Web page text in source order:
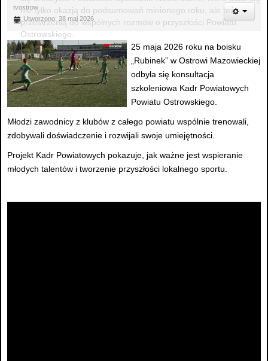
nie tylko okazją do podsumowań minionego roku, ale też
przestrzenią do wspólnych rozmów o przyszłości Powiatu
Ostrowskiego.
tvostrow
Utworzono: 28 maj 2026
25 maja 2026 roku na boisku
„Rubinek” w Ostrowi Mazowieckiej
odbyła się konsultacja
szkoleniowa Kadr Powiatowych
Powiatu Ostrowskiego.
Młodzi zawodnicy z klubów z całego powiatu wspólnie trenowali,
zdobywali doświadczenie i rozwijali swoje umiejętności.
Projekt Kadr Powiatowych pokazuje, jak ważne jest wspieranie
młodych talentów i tworzenie przyszłości lokalnego sportu.